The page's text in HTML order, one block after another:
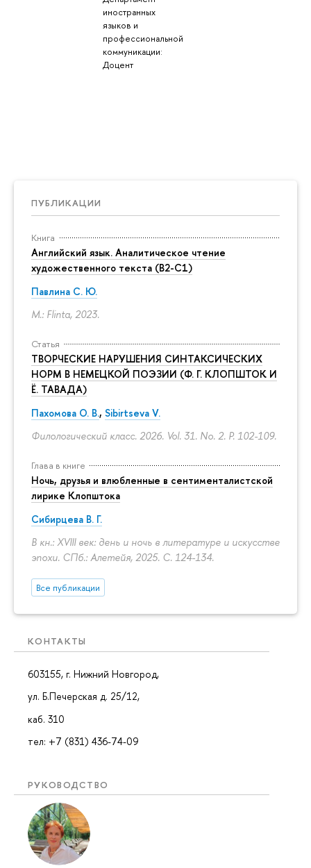
ПУБЛИКАЦИИ
Книга
Английский язык. Аналитическое чтение
художественного текста (B2-C1)
Павлина С. Ю.
M.: Flinta, 2023.
Статья
ТВОРЧЕСКИЕ НАРУШЕНИЯ СИНТАКСИЧЕСКИХ
НОРМ В НЕМЕЦКОЙ ПОЭЗИИ (Ф. Г. КЛОПШТОК И
Ё. ТАВАДА)
Пахомова О. В., Sibirtseva V.
Филологический класс. 2026. Vol. 31. No. 2. P. 102-109.
Глава в книге
Ночь, друзья и влюбленные в сентименталистской
лирике Клопштока
Сибирцева В. Г.
В кн.: XVIII век: день и ночь в литературе и искусстве
эпохи. СПб.: Алетейя, 2025. С. 124-134.
Все публикации
КОНТАКТЫ
603155, г. Нижний Новгород,
ул. Б.Печерская д. 25/12,
каб. 310
тел: +7 (831) 436-74-09
РУКОВОДСТВО
иностранных
языков и
профессиональной
коммуникации:
Доцент